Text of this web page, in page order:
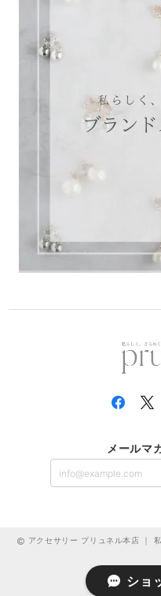
メールマ
アクセサリー プリュネル本店 ｜
ショ